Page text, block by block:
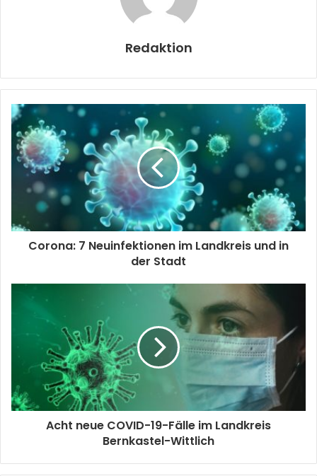
Redaktion
Corona: 7 Neuinfektionen im Landkreis und in
der Stadt
Acht neue COVID-19-Fälle im Landkreis
Bernkastel-Wittlich